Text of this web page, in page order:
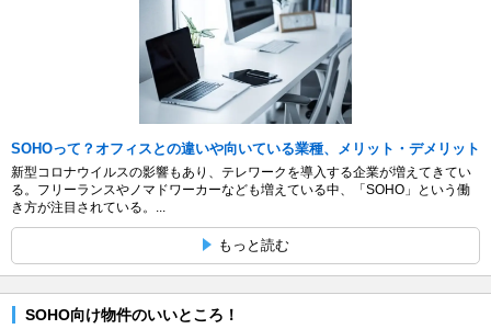
SOHOって？オフィスとの違いや向いている業種、メリット・デメリット
新型コロナウイルスの影響もあり、テレワークを導入する企業が増えてきてい
る。フリーランスやノマドワーカーなども増えている中、「SOHO」という働
き方が注目されている。...
もっと読む
SOHO向け物件のいいところ！